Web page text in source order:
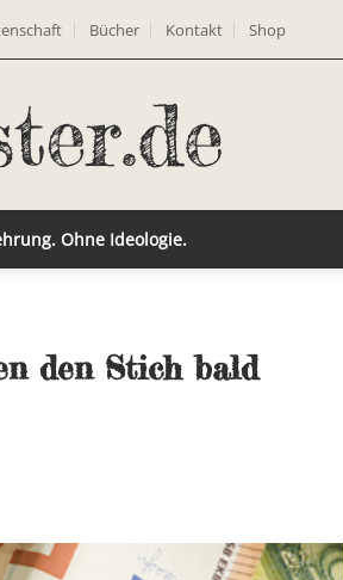
Bücher Kontakt Shop
Ohne Ideologie.
den Stich bald